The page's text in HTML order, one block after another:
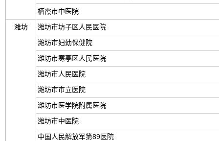
栖霞市中医院
潍坊
潍坊市坊子区人民医院
潍坊市妇幼保健院
潍坊市寒亭区人民医院
潍坊市人民医院
潍坊市市立医院
潍坊市医学院附属医院
潍坊市中医院
中国人民解放军第89医院